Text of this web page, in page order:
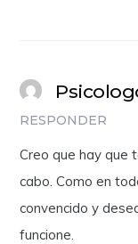
RESPONDER
Creo que hay que
cabo. Como en
convencido y
funcione.